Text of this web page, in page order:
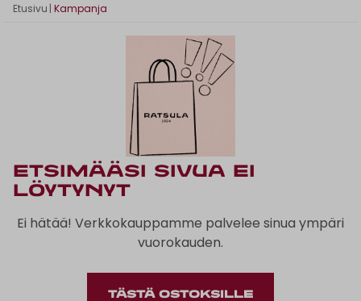
Etusivu | Kampanja
Etsimääsi sivua ei
löytynyt
Ei hätää! Verkkokauppamme palvelee sinua ympäri
vuorokauden.
TÄSTÄ OSTOKSILLE